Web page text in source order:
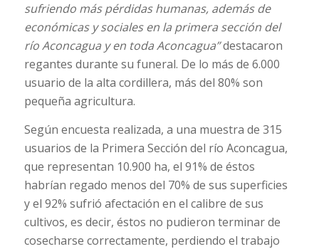
sufriendo más pérdidas humanas, además de
económicas y sociales en la primera sección del
río Aconcagua y en toda Aconcagua”destacaron
regantes durante su funeral. De lo más de 6.000
usuario de la alta cordillera, más del 80% son
pequeña agricultura.
Según encuesta realizada, a una muestra de 315
usuarios de la Primera Sección del río Aconcagua,
que representan 10.900 ha, el 91% de éstos
habrían regado menos del 70% de sus superficies
y el 92% sufrió afectación en el calibre de sus
cultivos, es decir, éstos no pudieron terminar de
cosecharse correctamente, perdiendo el trabajo